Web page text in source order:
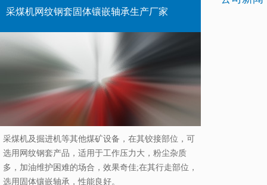
采煤机网纹钢套固体镶嵌轴承生产厂家
采煤机及掘进机等其他煤矿设备，在其铰接部位，可
选用网纹钢套产品，适用于工作压力大，粉尘杂质
多，加油维护困难的场合，效果奇佳;在其行走部位，
选用固体镶嵌轴承，性能良好。